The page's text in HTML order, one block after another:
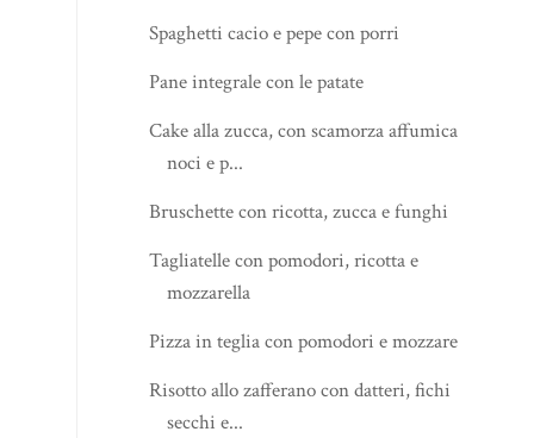
Spaghetti cacio e pepe con porri
Pane integrale con le patate
Cake alla zucca, con scamorza affumicata,
noci e p...
Bruschette con ricotta, zucca e funghi
Tagliatelle con pomodori, ricotta e
mozzarella
Pizza in teglia con pomodori e mozzarella
Risotto allo zafferano con datteri, fichi
secchi e...